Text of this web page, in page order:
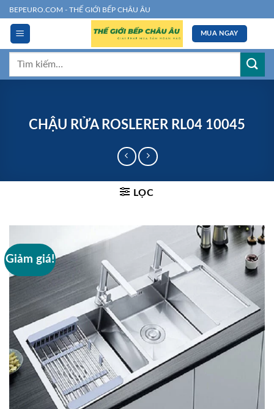
Chuyển
đến
dung
BEPEURO.COM - THẾ GIỚI BẾP CHÂU ÂU
MUA NGAY
Tìm
CHẬU RỬA ROSLERER RL04 10045
LỌC
Giảm giá!